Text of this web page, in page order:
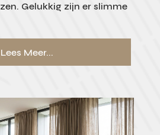
Gelukkig zijn er slimme
Lees Meer...